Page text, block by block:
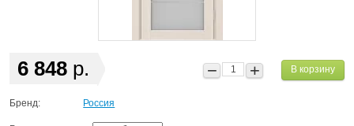
6 848 р. В корзину
Бренд: Россия